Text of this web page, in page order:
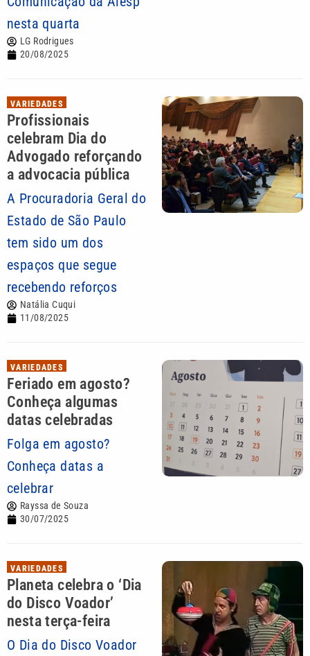
nesta quarta
LG Rodrigues
20/08/2025
VARIEDADES
Profissionais
celebram Dia do
Advogado reforçando
a advocacia pública
A Procuradoria Geral do
Estado de São Paulo
tem sido um dos
espaços que segue
recebendo reforços
Natália Cuqui
11/08/2025
VARIEDADES
Feriado em agosto?
Conheça algumas
datas celebradas
Folga em agosto?
Conheça datas a
celebrar
Rayssa de Souza
30/07/2025
VARIEDADES
Planeta celebra o ‘Dia
do Disco Voador’
nesta terça-feira
O Dia do Disco Voador